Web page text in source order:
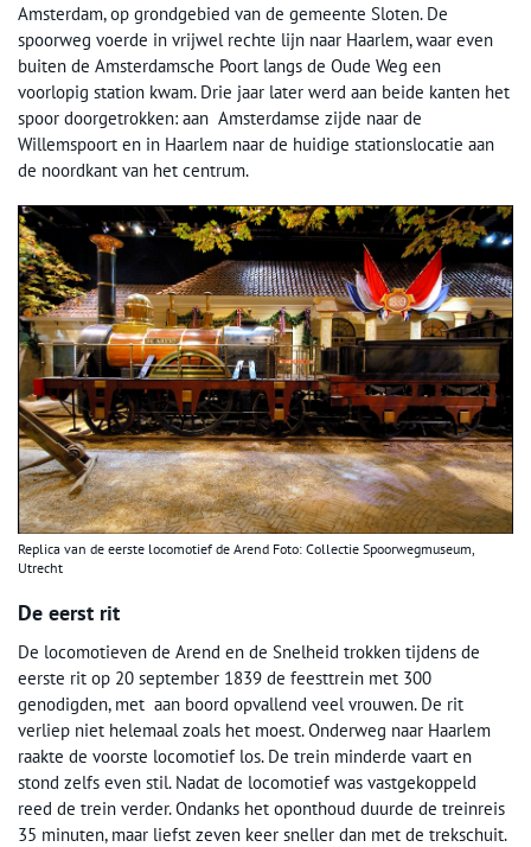
Amsterdam, op grondgebied van de gemeente Sloten. De
spoorweg voerde in vrijwel rechte lijn naar Haarlem, waar even
buiten de Amsterdamsche Poort langs de Oude Weg een
voorlopig station kwam. Drie jaar later werd aan beide kanten het
spoor doorgetrokken: aan Amsterdamse zijde naar de
Willemspoort en in Haarlem naar de huidige stationslocatie aan
de noordkant van het centrum.
Replica van de eerste locomotief de Arend Foto: Collectie Spoorwegmuseum,
Utrecht
De eerst rit
De locomotieven de Arend en de Snelheid trokken tijdens de
eerste rit op 20 september 1839 de feesttrein met 300
genodigden, met aan boord opvallend veel vrouwen. De rit
verliep niet helemaal zoals het moest. Onderweg naar Haarlem
raakte de voorste locomotief los. De trein minderde vaart en
stond zelfs even stil. Nadat de locomotief was vastgekoppeld
reed de trein verder. Ondanks het oponthoud duurde de treinreis
35 minuten, maar liefst zeven keer sneller dan met de trekschuit.